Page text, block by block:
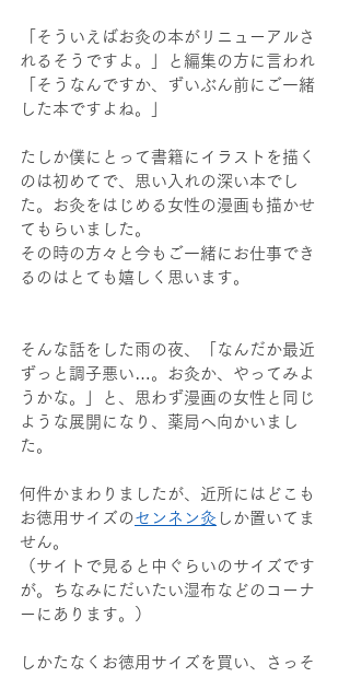
「そういえばお灸の本がリニューアルさ
れるそうですよ。」と編集の方に言われ
「そうなんですか、ずいぶん前にご一緒
した本ですよね。」
たしか僕にとって書籍にイラストを描く
のは初めてで、思い入れの深い本でし
た。お灸をはじめる女性の漫画も描かせ
てもらいました。
その時の方々と今もご一緒にお仕事でき
るのはとても嬉しく思います。
そんな話をした雨の夜、「なんだか最近
ずっと調子悪い…。お灸か、やってみよ
うかな。」と、思わず漫画の女性と同じ
ような展開になり、薬局へ向かいまし
た。
何件かまわりましたが、近所にはどこも
お徳用サイズのセンネン灸 しか置いてま
せん。
（サイトで見ると中ぐらいのサイズです
が。ちなみにだいたい湿布などのコーナ
ーにあります。）
しかたなくお徳用サイズを買い、さっそ